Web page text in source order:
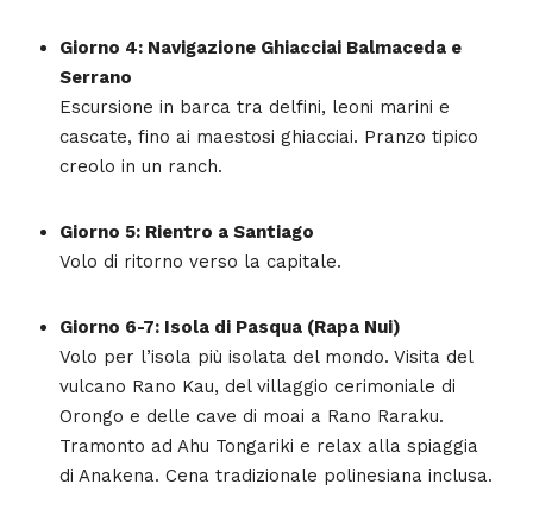
Giorno 4: Navigazione Ghiacciai Balmaceda e
Serrano
Escursione in barca tra delfini, leoni marini e
cascate, fino ai maestosi ghiacciai. Pranzo tipico
creolo in un ranch.
Giorno 5: Rientro a Santiago
Volo di ritorno verso la capitale.
Giorno 6-7: Isola di Pasqua (Rapa Nui)
Volo per l’isola più isolata del mondo. Visita del
vulcano Rano Kau, del villaggio cerimoniale di
Orongo e delle cave di moai a Rano Raraku.
Tramonto ad Ahu Tongariki e relax alla spiaggia
di Anakena. Cena tradizionale polinesiana inclusa.